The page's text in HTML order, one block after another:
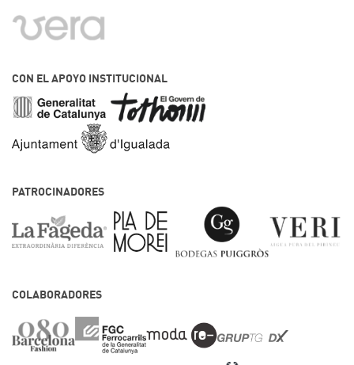
CON EL APOYO INSTITUCIONAL
PATROCINADORES
COLABORADORES